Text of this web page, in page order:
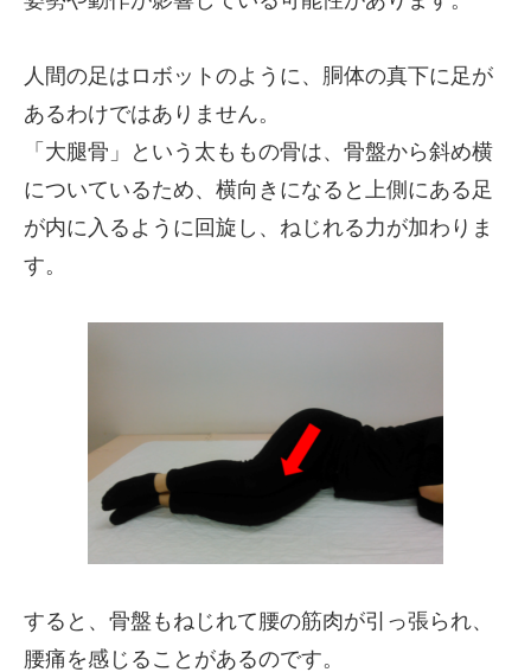
人間の足はロボットのように、胴体の真下に足が
あるわけではありません。
「大腿骨」という太ももの骨は、骨盤から斜め横
についているため、横向きになると上側にある足
が内に入るように回旋し、ねじれる力が加わりま
す。
すると、骨盤もねじれて腰の筋肉が引っ張られ、
腰痛を感じることがあるのです。